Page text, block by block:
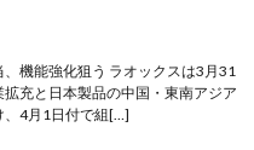
機能強化狙う ラオックスは3月31
充と日本製品の中国・東南アジア
、4月1日付で組[…]